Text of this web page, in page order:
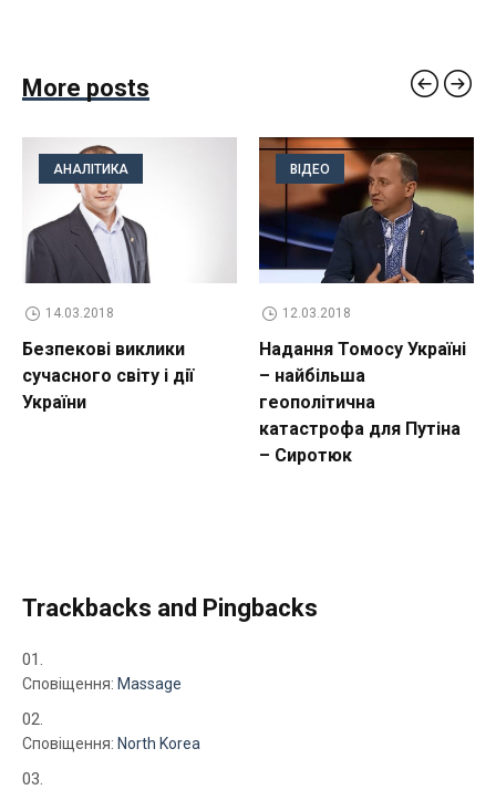
More posts
АНАЛІТИКА
14.03.2018
Безпекові виклики
сучасного світу і дії
України
ВІДЕО
12.03.2018
Надання Томосу Україні
– найбільша
геополітична
катастрофа для Путіна
– Сиротюк
Trackbacks and Pingbacks
Сповіщення: Massage
Сповіщення: North Korea